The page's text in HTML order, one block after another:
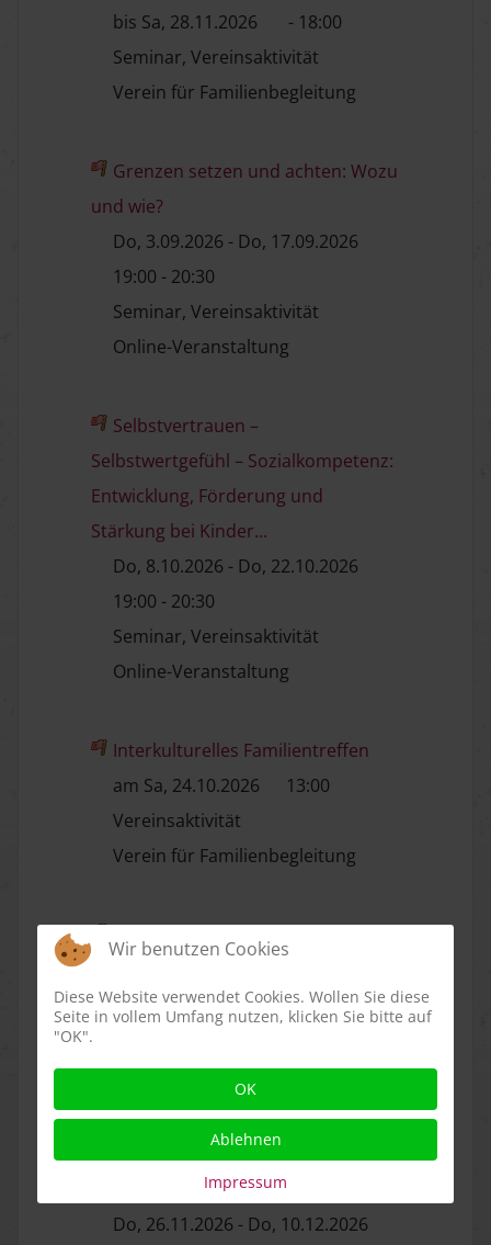
bis Sa, 28.11.2026
- 18:00
Seminar, Vereinsaktivität
Verein für Familienbegleitung
Grenzen setzen und achten: Wozu
und wie?
Do, 3.09.2026 - Do, 17.09.2026
19:00 - 20:30
Seminar, Vereinsaktivität
Online-Veranstaltung
Selbstvertrauen –
Selbstwertgefühl – Sozialkompetenz:
Entwicklung, Förderung und
Stärkung bei Kinder...
Do, 8.10.2026 - Do, 22.10.2026
19:00 - 20:30
Seminar, Vereinsaktivität
Online-Veranstaltung
Interkulturelles Familientreffen
am Sa, 24.10.2026
13:00
Vereinsaktivität
Verein für Familienbegleitung
Vereinsaktivität
Pubertät - Chaos und Konflikt
Do, 26.11.2026 - Do, 10.12.2026
Wir benutzen Cookies
Diese Website verwendet Cookies. Wollen Sie diese
Seite in vollem Umfang nutzen, klicken Sie bitte auf
"OK".
OK
Ablehnen
Impressum